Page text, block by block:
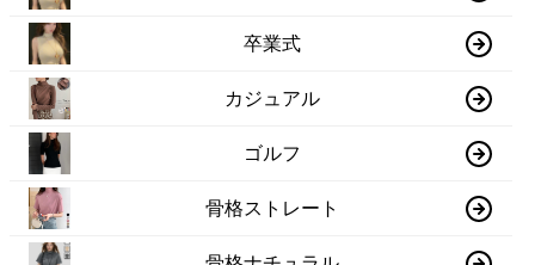
卒業式
カジュアル
ゴルフ
骨格ストレート